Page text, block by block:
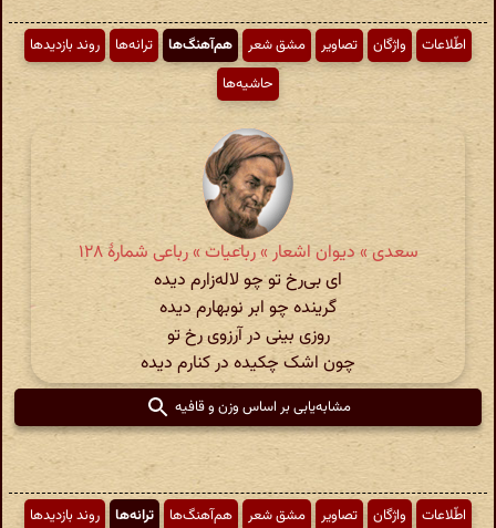
اطّلاعات واژگان تصاویر مشق شعر هم‌آهنگ‌ها ترانه‌ها
روند بازدیدها
حاشیه‌ها
سعدی » دیوان اشعار » رباعیات » رباعی شمارهٔ ۱۲۸
ای بی‌رخ تو چو لاله‌زارم دیده
گرینده چو ابر نوبهارم دیده
روزی بینی در آرزوی رخ تو
چون اشک چکیده در کنارم دیده
مشابه‌یابی بر اساس وزن و قافیه
اطّلاعات واژگان تصاویر مشق شعر هم‌آهنگ‌ها ترانه‌ها
روند بازدیدها